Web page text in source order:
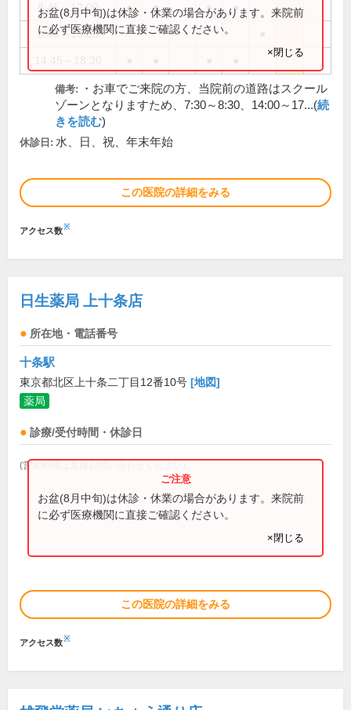
8:45～12:00 ● ● ● ●
8:45～13:00
お盆(8月中旬)は休診・休業の場合があります。来院前
に必ず医療機関に直接ご確認ください。
×閉じる
備考:
・お車でご来院の方、当院前の道路はスクール
ゾーンとなりますため、7:30～8:30、14:00～17...(続
きを読む)
休診日: 水、日、祝、年末年始
この医院の詳細をみる
アクセス数※
日生薬局 上十条店
所在地・電話番号
十条駅
東京都北区上十条二丁目12番10号 [地図]
薬局
診療/受付時間・休診日
(営業時間は直接お問い合わせください)
お盆(8月中旬)は休診・休業の場合があります。来院前
に必ず医療機関に直接ご確認ください。
×閉じる
この医院の詳細をみる
アクセス数※